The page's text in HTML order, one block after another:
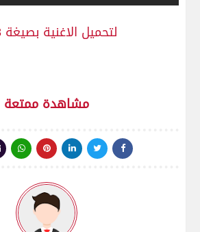
لتحميل الاغنية بصيغة MP3
مشاهدة ممتعة